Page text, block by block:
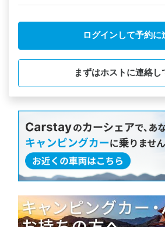
ログインして予約に
まずはホストに連絡し